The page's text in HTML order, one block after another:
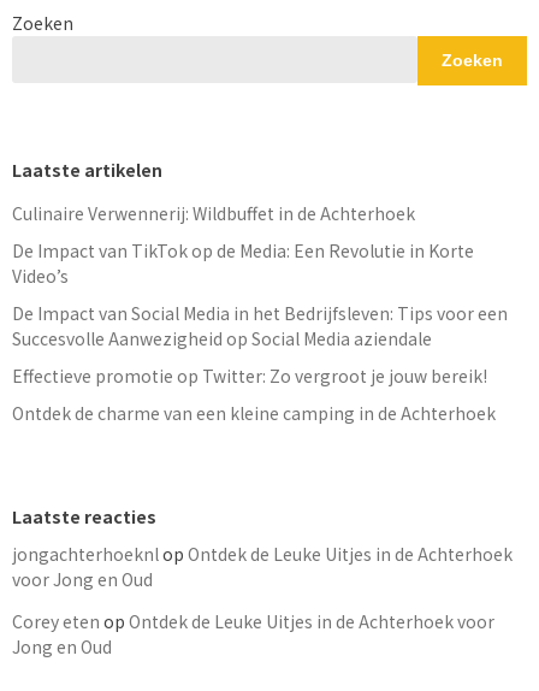
Zoeken
Zoeken
Laatste artikelen
Culinaire Verwennerij: Wildbuffet in de Achterhoek
De Impact van TikTok op de Media: Een Revolutie in Korte
Video’s
De Impact van Social Media in het Bedrijfsleven: Tips voor een
Succesvolle Aanwezigheid op Social Media aziendale
Effectieve promotie op Twitter: Zo vergroot je jouw bereik!
Ontdek de charme van een kleine camping in de Achterhoek
Laatste reacties
jongachterhoeknl op Ontdek de Leuke Uitjes in de Achterhoek
voor Jong en Oud
Corey eten op Ontdek de Leuke Uitjes in de Achterhoek voor
Jong en Oud